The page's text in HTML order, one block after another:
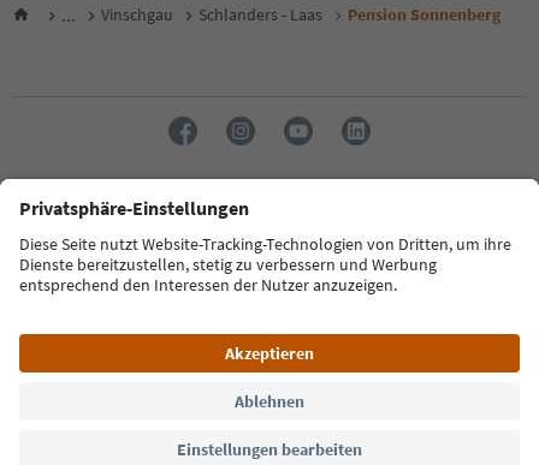
... Vinschgau Schlanders - Laas Pension Sonnenberg
Sprache: Deutsch
FAQ Kontakt Presse MICE Datenschutzerklärung
Zugänglichkeitserklärung